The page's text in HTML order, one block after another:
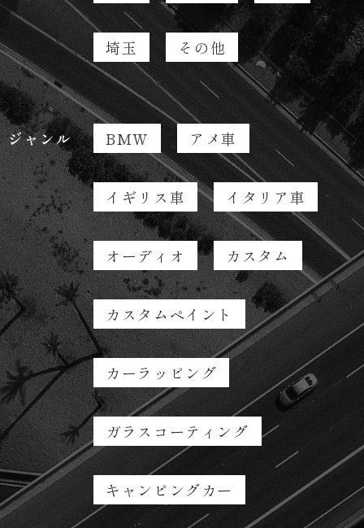
埼玉 その他
ジャンル BMW アメ車
イギリス車 イタリア車
オーディオ カスタム
カスタムペイント
カーラッピング
ガラスコーティング
キャンピングカー